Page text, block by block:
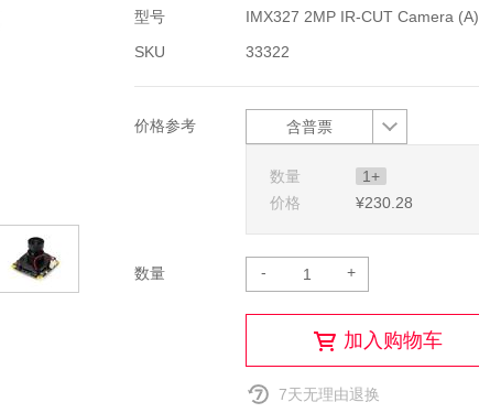
型号
IMX327 2MP IR-CUT Camera (A)
SKU
33322
价格参考 含普票
数量 1+
价格
¥230 .28
数量 - +
加入购物车
7天无理由退换